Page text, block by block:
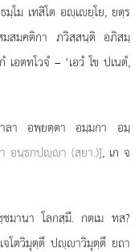
โม เทสิโต อฺเยฺโย, ยตฺร
มคติกา ภวิสฺสนฺติ อภิสมฺ
อตทโวจํ – ‘เอวํ โข ปเนตํ,
ลา อพฺยตฺตา อมฺมกา อมฺ
อนฺธกปฺา (สฺยา.)], เก จ
มานา โลกสฺมึ. กตเม ทส?
โตวิมุตฺตึ ปฺาวิมุตฺตึ ยถา